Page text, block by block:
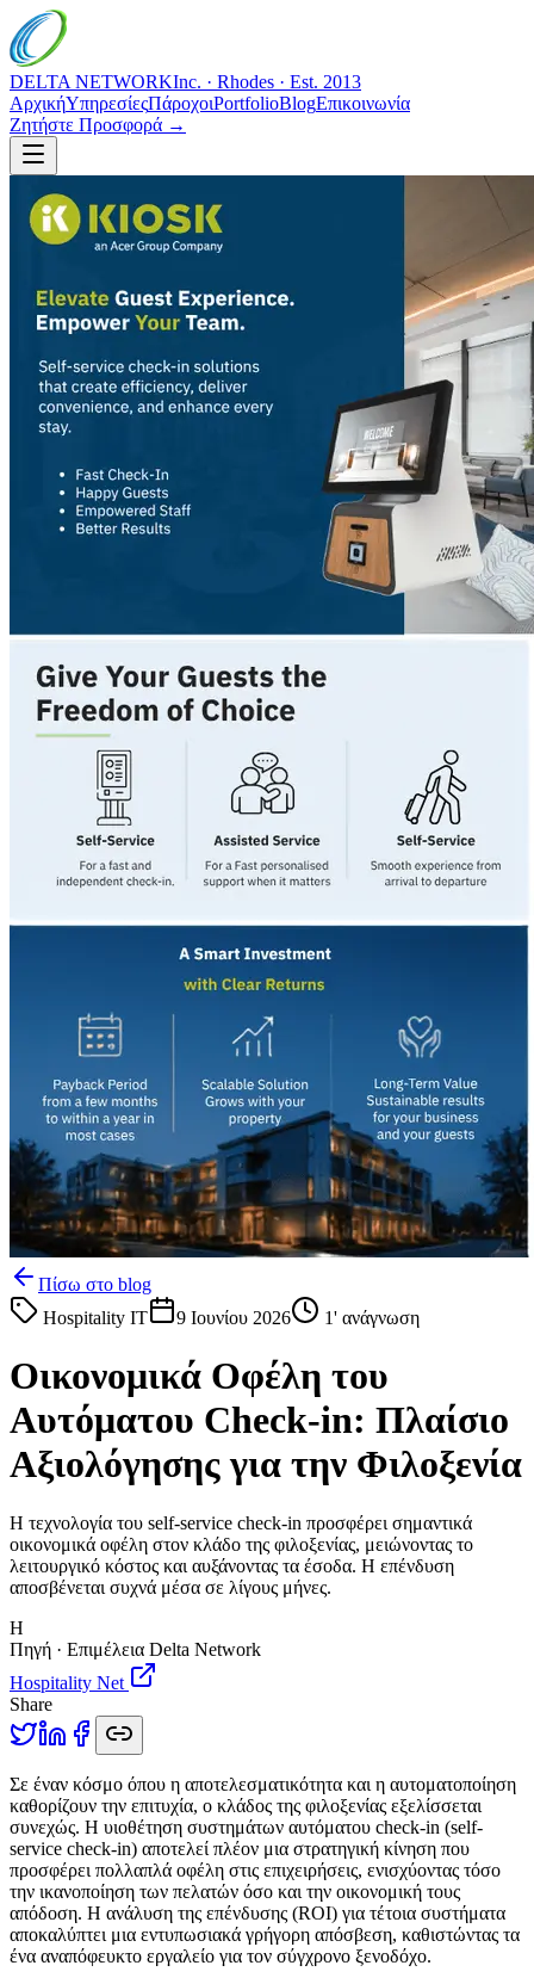
DELTA NETWORKInc. · Rhodes · Est. 2013
ΑρχικήΥπηρεσίεςΠάροχοιPortfolioBlogΕπικοινωνία
Ζητήστε Προσφορά →
Πίσω στο blog
Hospitality IT
9 Ιουνίου 2026 1' ανάγνωση
Οικονομικά Οφέλη του
Αυτόματου Check-in: Πλαίσιο
Αξιολόγησης για την Φιλοξενία
Η τεχνολογία του self-service check-in προσφέρει σημαντικά
οικονομικά οφέλη στον κλάδο της φιλοξενίας, μειώνοντας το
λειτουργικό κόστος και αυξάνοντας τα έσοδα. Η επένδυση
αποσβένεται συχνά μέσα σε λίγους μήνες.
H
Πηγή · Επιμέλεια Delta Network
Hospitality Net
Share
Σε έναν κόσμο όπου η αποτελεσματικότητα και η αυτοματοποίηση
καθορίζουν την επιτυχία, ο κλάδος της φιλοξενίας εξελίσσεται
συνεχώς. Η υιοθέτηση συστημάτων αυτόματου check-in (self-
service check-in) αποτελεί πλέον μια στρατηγική κίνηση που
προσφέρει πολλαπλά οφέλη στις επιχειρήσεις, ενισχύοντας τόσο
την ικανοποίηση των πελατών όσο και την οικονομική τους
απόδοση. Η ανάλυση της επένδυσης (ROI) για τέτοια συστήματα
αποκαλύπτει μια εντυπωσιακά γρήγορη απόσβεση, καθιστώντας τα
ένα αναπόφευκτο εργαλείο για τον σύγχρονο ξενοδόχο.